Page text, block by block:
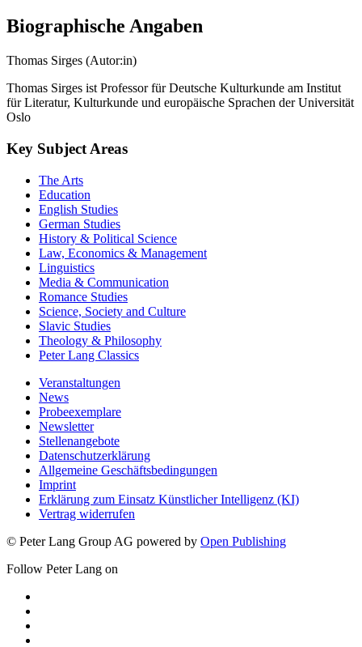
Biographische Angaben
Thomas Sirges (Autor:in)
Thomas Sirges ist Professor für Deutsche Kulturkunde am Institut
für Literatur, Kulturkunde und europäische Sprachen der Universität
Oslo
Key Subject Areas
The Arts
Education
English Studies
German Studies
History & Political Science
Law, Economics & Management
Linguistics
Media & Communication
Romance Studies
Science, Society and Culture
Slavic Studies
Theology & Philosophy
Peter Lang Classics
Veranstaltungen
News
Probeexemplare
Newsletter
Stellenangebote
Datenschutzerklärung
Allgemeine Geschäftsbedingungen
Imprint
Erklärung zum Einsatz Künstlicher Intelligenz (KI)
Vertrag widerrufen
© Peter Lang Group AG powered by Open Publishing
Follow Peter Lang on